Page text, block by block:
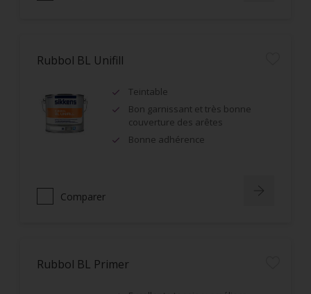
Rubbol BL Unifill
Teintable
Bon garnissant et très bonne
couverture des arêtes
Bonne adhérence
Comparer
Rubbol BL Primer